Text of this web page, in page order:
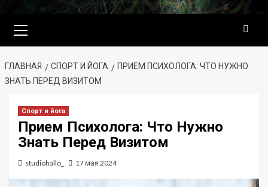
меню
ГЛАВНАЯ СПОРТ И ЙОГА
ПРИЕМ ПСИХОЛОГА: ЧТО НУЖНО
ЗНАТЬ ПЕРЕД ВИЗИТОМ
Спорт и йога
Прием Психолога: Что Нужно
Знать Перед Визитом
studiohallo_ 17 мая 2024